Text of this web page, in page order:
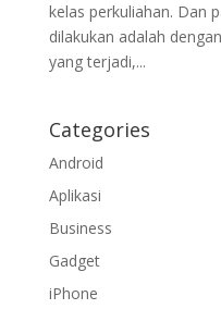
kelas perkuliahan. Dan
dilakukan adalah
yang terjadi,...
Categories
Android
Aplikasi
Business
Gadget
iPhone